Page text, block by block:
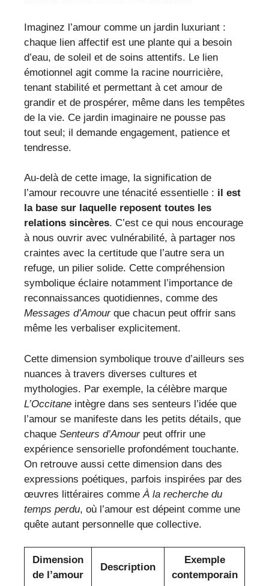
Imaginez l’amour comme un jardin luxuriant :
chaque lien affectif est une plante qui a besoin
d’eau, de soleil et de soins attentifs. Le lien
émotionnel agit comme la racine nourricière,
tenant stabilité et permettant à cet amour de
grandir et de prospérer, même dans les tempêtes
de la vie. Ce jardin imaginaire ne pousse pas
tout seul; il demande engagement, patience et
tendresse.
Au-delà de cette image, la signification de
l’amour recouvre une ténacité essentielle : il est
la base sur laquelle reposent toutes les
relations sincères. C’est ce qui nous encourage
à nous ouvrir avec vulnérabilité, à partager nos
craintes avec la certitude que l’autre sera un
refuge, un pilier solide. Cette compréhension
symbolique éclaire notamment l’importance de
reconnaissances quotidiennes, comme des
Messages d’Amourque chacun peut offrir sans
même les verbaliser explicitement.
Cette dimension symbolique trouve d’ailleurs ses
nuances à travers diverses cultures et
mythologies. Par exemple, la célèbre marque
L’Occitane intègre dans ses senteurs l’idée que
l’amour se manifeste dans les petits détails, que
chaque Senteurs d’Amourpeut offrir une
expérience sensorielle profondément touchante.
On retrouve aussi cette dimension dans des
expressions poétiques, parfois inspirées par des
œuvres littéraires commeÀ la recherche du
temps perdu, où l’amour est dépeint comme une
quête autant personnelle que collective.
Dimension
de l’amour
Description
Exemple
contemporain